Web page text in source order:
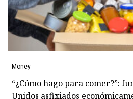
Money
“¿Cómo hago para comer?”:
Unidos asfixiados